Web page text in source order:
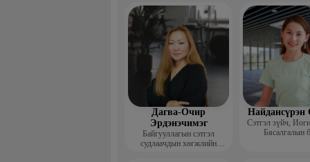
Дагва-Очир
Эрдэнэчимэг
Байгууллагын сэтгэл
судлаачдын хөгжлийн
Найдансүрэн
Сэтгэл зүйч,
Бясалгалын